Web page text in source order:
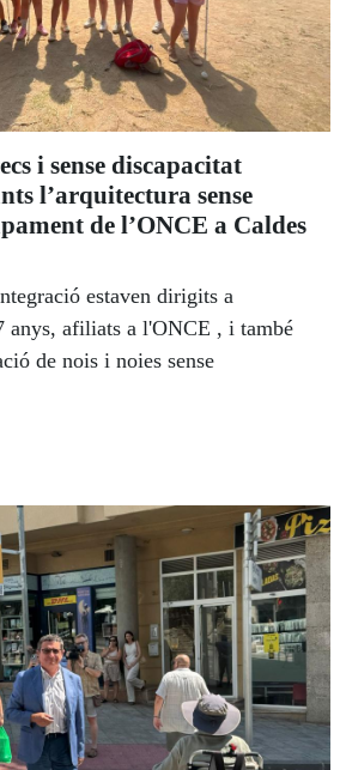
i sense discapacitat
l’arquitectura sense
de l’ONCE a Caldes
estaven dirigits a
anys, afiliats a l'ONCE , i també
de nois i noies sense